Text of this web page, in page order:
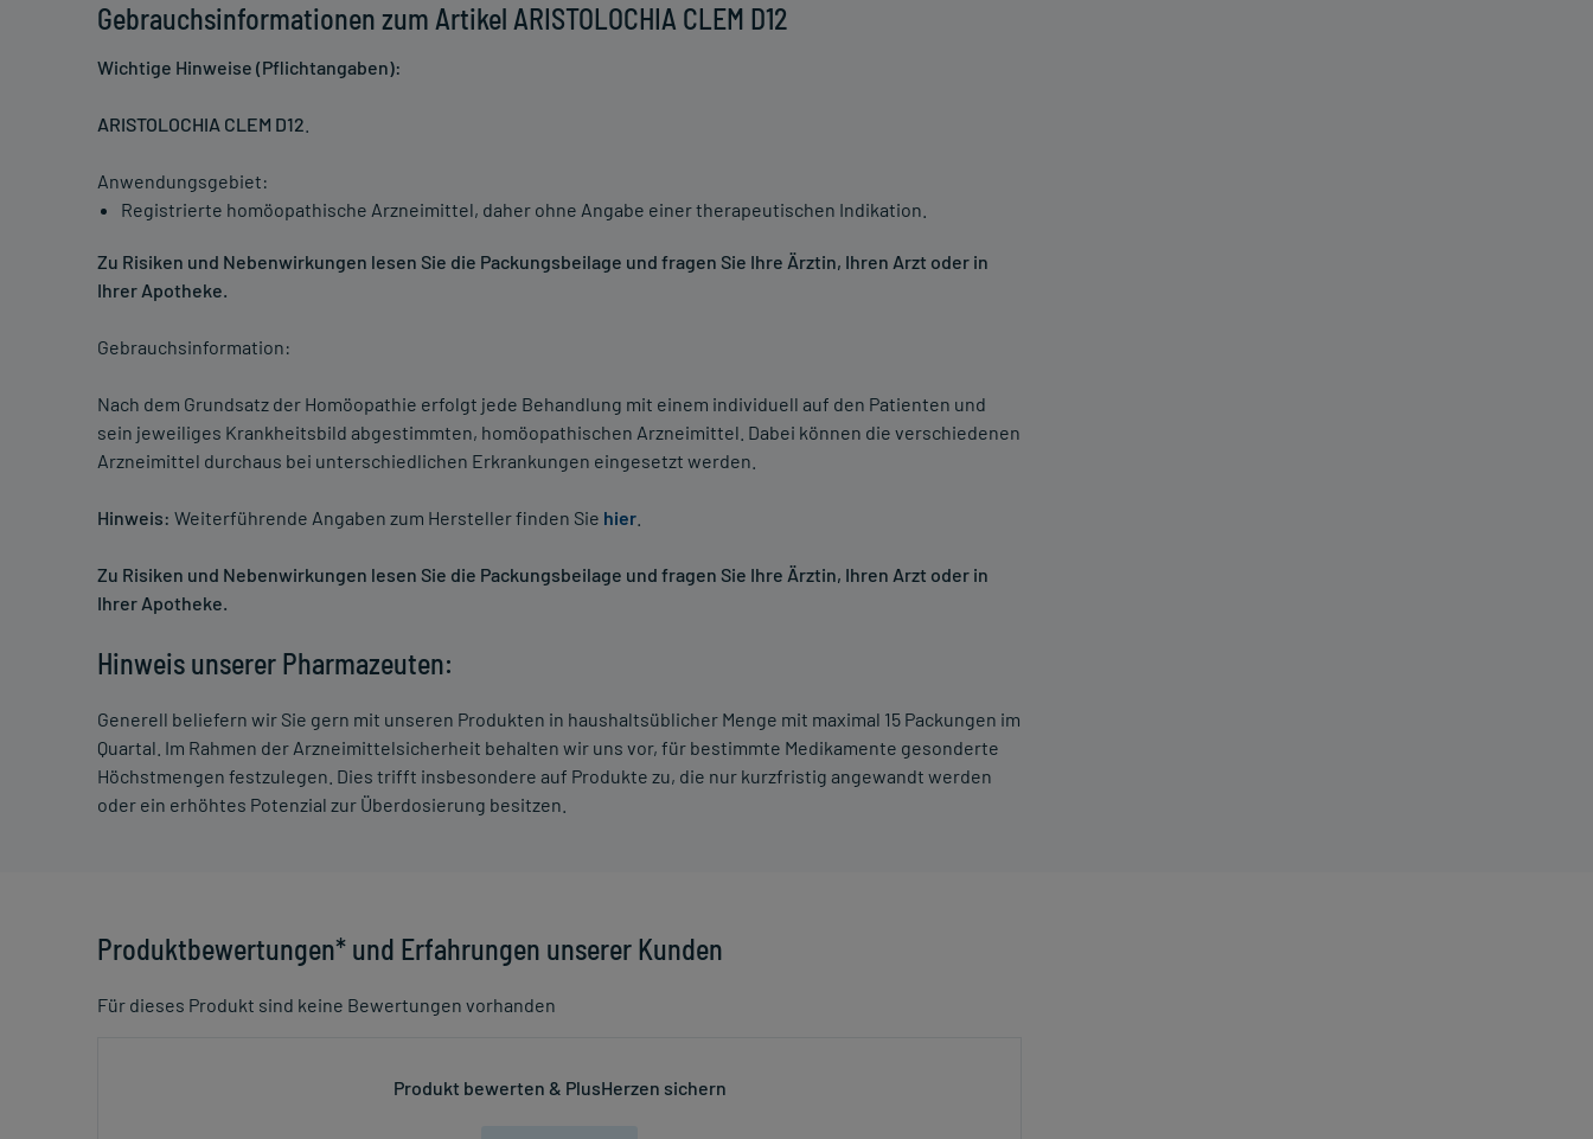
Gebrauchsinformationen zum Artikel ARISTOLOCHIA CLEM D12
Wichtige Hinweise (Pflichtangaben):
ARISTOLOCHIA CLEM D12
Anwendungsgebiet:
Registrierte homöopathische Arzneimittel, daher ohne Angabe einer therapeutischen Indikation.
Zu Risiken und Nebenwirkungen lesen Sie die Packungsbeilage und fragen Sie Ihre Ärztin, Ihren Arzt oder in
Ihrer Apotheke.
Gebrauchsinformation:
Nach dem Grundsatz der Homöopathie erfolgt jede Behandlung mit einem individuell auf den Patienten und
sein jeweiliges Krankheitsbild abgestimmten, homöopathischen Arzneimittel. Dabei können die verschiedenen
Arzneimittel durchaus bei unterschiedlichen Erkrankungen eingesetzt werden.
Hinweis: Weiterführende Angaben zum Hersteller finden Sie hier
Zu Risiken und Nebenwirkungen lesen Sie die Packungsbeilage und fragen Sie Ihre Ärztin, Ihren Arzt oder in
Ihrer Apotheke.
Hinweis unserer Pharmazeuten:
Generell beliefern wir Sie gern mit unseren Produkten in haushaltsüblicher Menge mit maximal 15 Packungen im
Quartal. Im Rahmen der Arzneimittelsicherheit behalten wir uns vor, für bestimmte Medikamente gesonderte
Höchstmengen festzulegen. Dies trifft insbesondere auf Produkte zu, die nur kurzfristig angewandt werden
oder ein erhöhtes Potenzial zur Überdosierung besitzen.
Produktbewertungen* und Erfahrungen unserer Kunden
Für dieses Produkt sind keine Bewertungen vorhanden
Produkt bewerten & PlusHerzen sichern